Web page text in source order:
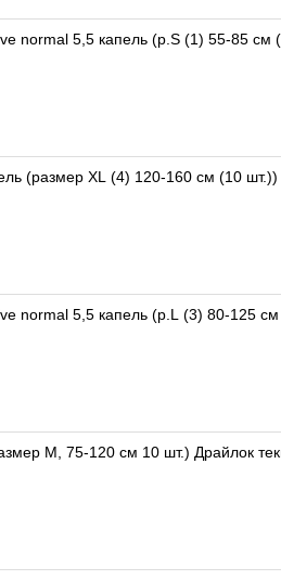
normal 5,5 капель (р.S (1) 55-85
(размер XL (4) 120-160 см (10
normal 5,5 капель (р.L (3) 80-125
M, 75-120 см 10 шт.) Драйлок